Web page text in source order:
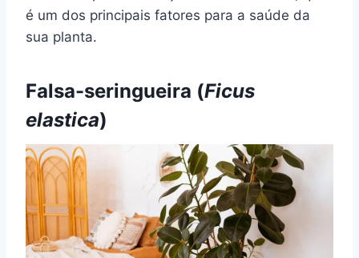
é um dos principais fatores para a saúde da
sua planta.
Falsa-seringueira (Ficus
elastica)